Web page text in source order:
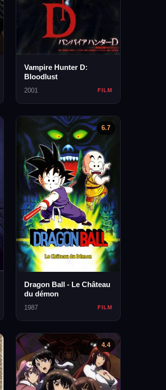
Vampire Hunter D:
Bloodlust
2001 FILM
6.7
Dragon Ball - Le Château
du démon
1987 FILM
4.4